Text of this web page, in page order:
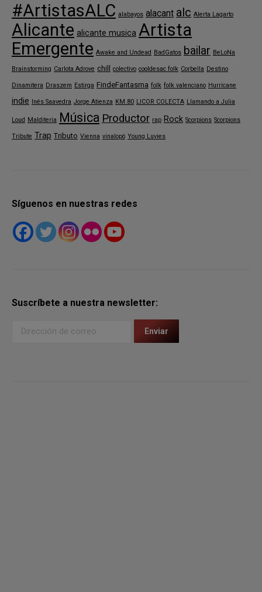
#ArtistasALC alabayos alacant alc Alerta Lagarto
Alicante alicante musica Artista
Emergente Awake and Undead BadGatos bailar BeLoNa
Brainstorming Carlota Adrove chill colectivo cooldesac folk Corbella Destino
Dinamitera Draszem Estirga FindeFantasma folk folk valenciano Hurricane
indie Inés Saavedra Jorge Atienza KM.80 LICOR COLECTA Llamando a Julia
Loud Malditeria Música Productor rap Rock Scorpions Scorpions
Tribute Trap Tributo Vienna vinalopó Young Luvies
Síguenos en nuestras redes
Suscríbete a nuestra newsletter: